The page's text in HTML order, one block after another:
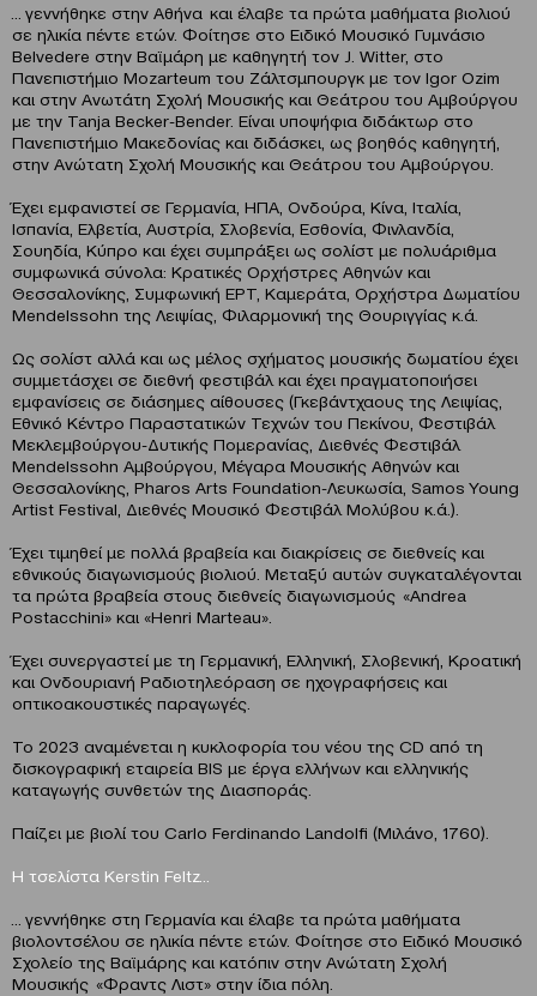
… γεννήθηκε στην Αθήνα και έλαβε τα πρώτα μαθήματα βιολιού
σε ηλικία πέντε ετών. Φοίτησε στο Ειδικό Μουσικό Γυμνάσιο
Belvedere στην Βαϊμάρη με καθηγητή τον J. Witter, στο
Πανεπιστήμιο Mozarteum του Ζάλτσμπουργκ με τον Igor Ozim
και στην Ανωτάτη Σχολή Μουσικής και Θεάτρου του Αμβούργου
με την Tanja Becker-Bender. Είναι υποψήφια διδάκτωρ στο
Πανεπιστήμιο Μακεδονίας και διδάσκει, ως βοηθός καθηγητή,
στην Ανώτατη Σχολή Μουσικής και Θεάτρου του Αμβούργου.
Έχει εμφανιστεί σε Γερμανία, ΗΠΑ, Ονδούρα, Κίνα, Ιταλία,
Ισπανία, Ελβετία, Αυστρία, Σλοβενία, Εσθονία, Φινλανδία,
Σουηδία, Κύπρο και έχει συμπράξει ως σολίστ με πολυάριθμα
συμφωνικά σύνολα: Κρατικές Ορχήστρες Αθηνών και
Θεσσαλονίκης, Συμφωνική ΕΡΤ, Καμεράτα, Ορχήστρα Δωματίου
Mendelssohn της Λειψίας, Φιλαρμονική της Θουριγγίας κ.ά.
Ως σολίστ αλλά και ως μέλος σχήματος μουσικής δωματίου έχει
συμμετάσχει σε διεθνή φεστιβάλ και έχει πραγματοποιήσει
εμφανίσεις σε διάσημες αίθουσες (Γκεβάντχαους της Λειψίας,
Εθνικό Κέντρο Παραστατικών Τεχνών του Πεκίνου, Φεστιβάλ
Μεκλεμβούργου-Δυτικής Πομερανίας, Διεθνές Φεστιβάλ
Mendelssohn Αμβούργου, Μέγαρα Μουσικής Αθηνών και
Θεσσαλονίκης, Pharos Arts Foundation-Λευκωσία, Samos Young
Artist Festival, Διεθνές Μουσικό Φεστιβάλ Μολύβου κ.ά.).
Έχει τιμηθεί με πολλά βραβεία και διακρίσεις σε διεθνείς και
εθνικούς διαγωνισμούς βιολιού. Μεταξύ αυτών συγκαταλέγονται
τα πρώτα βραβεία στους διεθνείς διαγωνισμούς «Andrea
Postacchini» και «Henri Marteau».
Έχει συνεργαστεί με τη Γερμανική, Ελληνική, Σλοβενική, Κροατική
και Ονδουριανή Ραδιοτηλεόραση σε ηχογραφήσεις και
οπτικοακουστικές παραγωγές.
Το 2023 αναμένεται η κυκλοφορία του νέου της CD από τη
δισκογραφική εταιρεία BIS με έργα ελλήνων και ελληνικής
καταγωγής συνθετών της Διασποράς.
Παίζει με βιολί του Carlo Ferdinando Landolfi (Μιλάνο, 1760).
Η τσελίστα Kerstin Feltz…
… γεννήθηκε στη Γερμανία και έλαβε τα πρώτα μαθήματα
βιολοντσέλου σε ηλικία πέντε ετών. Φοίτησε στο Ειδικό Μουσικό
Σχολείο της Βαϊμάρης και κατόπιν στην Ανώτατη Σχολή
Μουσικής «Φραντς Λιστ» στην ίδια πόλη.